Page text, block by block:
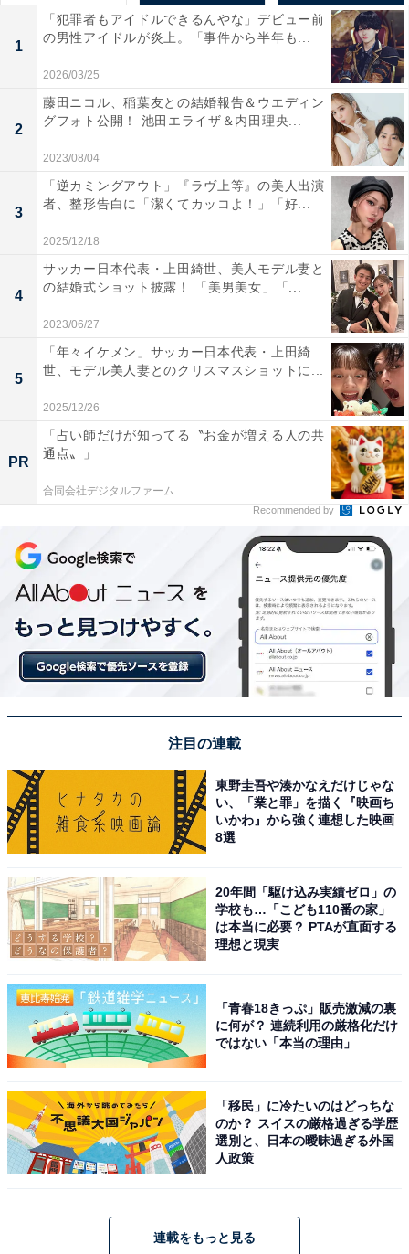
1
「犯罪者もアイドルできるんやな」デビュー前
の男性アイドルが炎上。「事件から半年も...
2026/03/25
2
藤田ニコル、稲葉友との結婚報告＆ウエディン
グフォト公開！ 池田エライザ＆内田理央...
2023/08/04
3
「逆カミングアウト」『ラヴ上等』の美人出演
者、整形告白に「潔くてカッコよ！」「好...
2025/12/18
4
サッカー日本代表・上田綺世、美人モデル妻と
の結婚式ショット披露！ 「美男美女」「...
2023/06/27
5
「年々イケメン」サッカー日本代表・上田綺
世、モデル美人妻とのクリスマスショットに...
2025/12/26
PR
「占い師だけが知ってる〝お金が増える人の共
通点〟」
合同会社デジタルファーム
Recommended by
注目の連載
東野圭吾や湊かなえだけじゃな
い、「業と罪」を描く『映画ち
いかわ』から強く連想した映画
8選
20年間「駆け込み実績ゼロ」の
学校も…「こども110番の家」
は本当に必要？ PTAが直面する
理想と現実
「青春18きっぷ」販売激減の裏
に何が？ 連続利用の厳格化だけ
ではない「本当の理由」
「移民」に冷たいのはどっちな
のか？ スイスの厳格過ぎる学歴
選別と、日本の曖昧過ぎる外国
人政策
連載をもっと見る